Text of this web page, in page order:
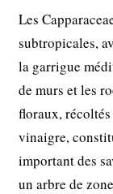
Les
subtropicales,
la garrigue
de murs et les
floraux,
vinaigre,
important des
un arbre de